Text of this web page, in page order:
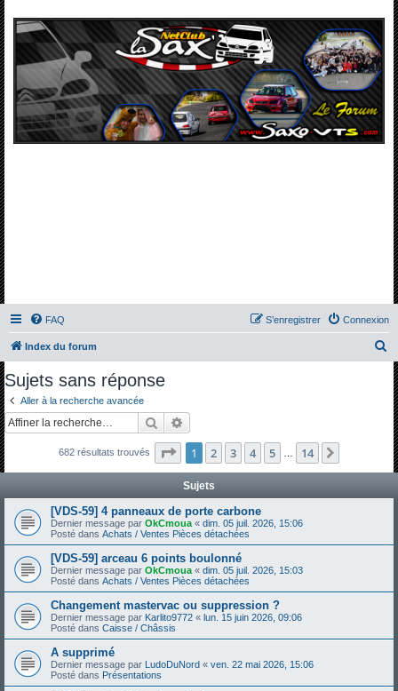
FAQ Connexion
S’enregistrer
Index du forum
c
Sujets sans réponse
Aller à la recherche avancée
Rechercher
682 résultats trouvés Page 1sur14
1 2 3 4 5 14
Sujets
[VDS-59] 4 panneaux de porte carbone
Dernier message par OkCmoua « dim. 05 juil. 2026, 15:06
Posté dans Achats / Ventes Pièces détachées
[VDS-59] arceau 6 points boulonné
Dernier message par OkCmoua « dim. 05 juil. 2026, 15:03
Posté dans Achats / Ventes Pièces détachées
Changement mastervac ou suppression ?
Dernier message par Karlito9772 « lun. 15 juin 2026, 09:06
Posté dans Caisse / Châssis
A supprimé
Dernier message par LudoDuNord « ven. 22 mai 2026, 15:06
Posté dans Présentations